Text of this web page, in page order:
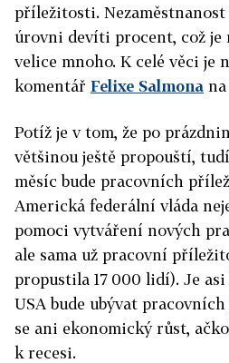
příležitosti. Nezaměstnanost
úrovni devíti procent, což je
velice mnoho. K celé věci je
komentář Felixe Salmona
Potíž je v tom, že po
většinou ještě propouští,
měsíc bude pracovních
Americká federální vláda
pomoci vytváření nových
ale sama už pracovní
propustila 17 000 lidí). Je
USA bude ubývat
se ani ekonomický růst,
k recesi.